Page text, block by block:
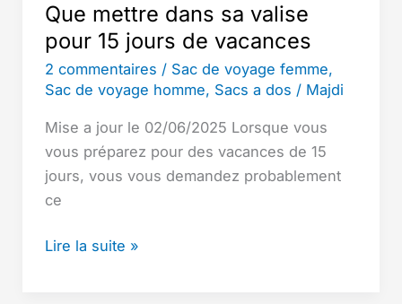
Que mettre dans sa valise
pour 15 jours de vacances
2 commentaires / Sac de voyage femme,
Sac de voyage homme, Sacs a dos / Majdi
Mise a jour le 02/06/2025 Lorsque vous
vous préparez pour des vacances de 15
jours, vous vous demandez probablement
ce
Que
Lire la suite »